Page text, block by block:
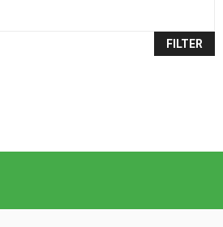
FILTER